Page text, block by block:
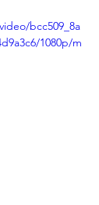
bcc509_8a
1080p/m